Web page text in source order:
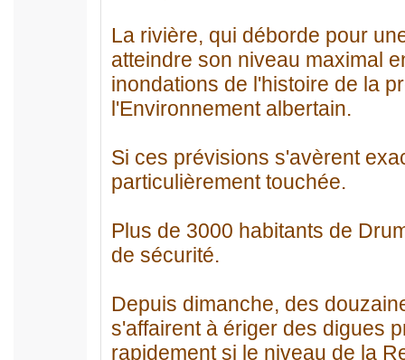
La rivière, qui déborde pour
atteindre son niveau maximal
inondations de l'histoire de la
l'Environnement albertain.
Si ces prévisions s'avèrent
particulièrement touchée.
Plus de 3000 habitants de
de sécurité.
Depuis dimanche, des
s'affairent à ériger des digues
rapidement si le niveau de la